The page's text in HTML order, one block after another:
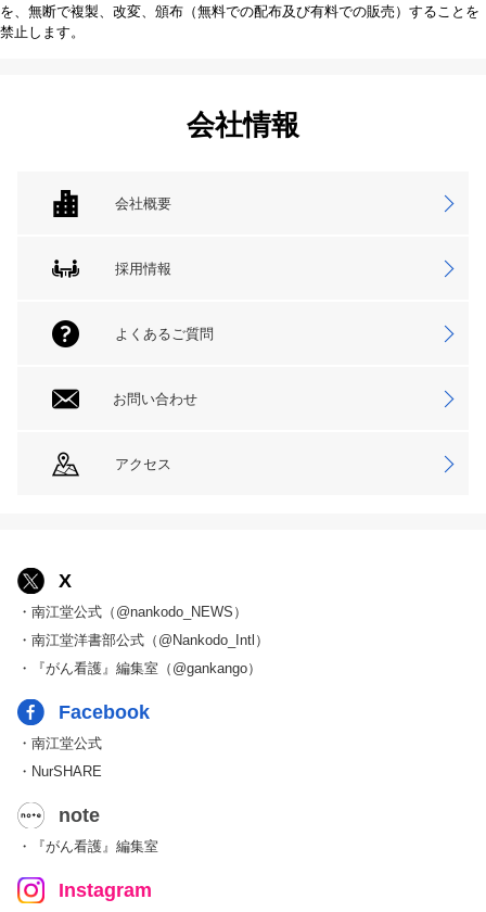
を、無断で複製、改変、頒布（無料での配布及び有料での販売）することを
禁止します。
会社情報
会社概要
採用情報
よくあるご質問
お問い合わせ
アクセス
X
・南江堂公式（@nankodo_NEWS）
・南江堂洋書部公式（@Nankodo_Intl）
・『がん看護』編集室（@gankango）
Facebook
・南江堂公式
・NurSHARE
note
・『がん看護』編集室
Instagram